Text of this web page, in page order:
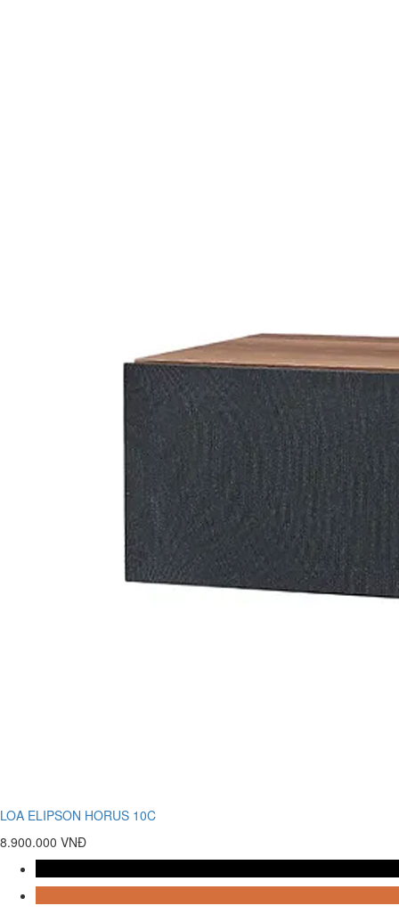
LOA ELIPSON HORUS 10C
8.900.000 VNĐ